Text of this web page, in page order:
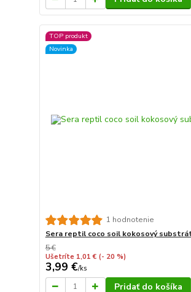
TOP produkt
Novinka
1 hodnotenie
Sera reptil coco soil kokosový
5 €
Ušetríte 1,01 € (- 20 %)
3,99 €/ks
Pridať do košíka